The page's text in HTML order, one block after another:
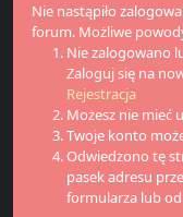
Nie nastąpiło
forum. Możliwe
Nie zalogowano
Zaloguj się na
Rejestracja
Możesz nie mieć
Twoje konto
Odwiedzono tę
pasek adresu
formularza lub